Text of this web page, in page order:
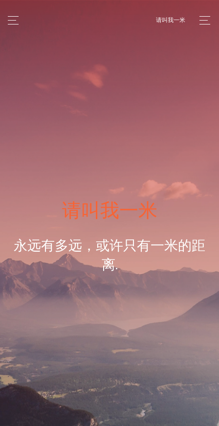
请叫我一米
请叫我一米
永远有多远，或许只有一米的距
离.